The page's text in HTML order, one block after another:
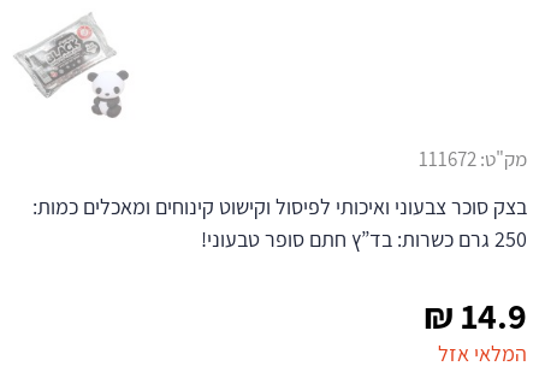
14.9
₪
המלאי אזל
מק"ט:111672
בצק סוכר צבעוני ואיכותי לפיסול וקישוט קינוחים ומאכלים כמות:
250 גרם כשרות: בד”ץ חתם סופר טבעוני!